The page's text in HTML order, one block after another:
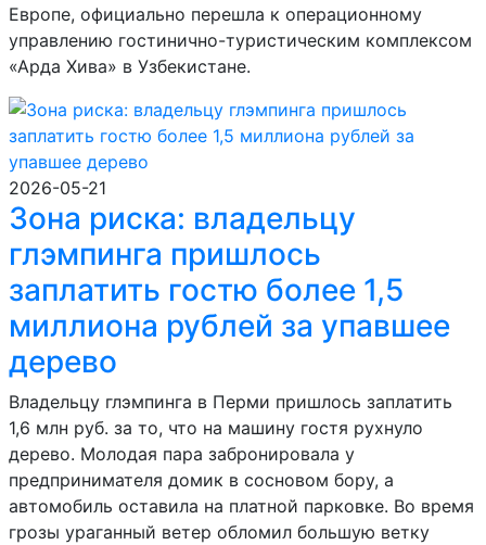
Европе, официально перешла к операционному
управлению гостинично-туристическим комплексом
«Арда Хива» в Узбекистане.
2026-05-21
Зона риска: владельцу
глэмпинга пришлось
заплатить гостю более 1,5
миллиона рублей за упавшее
дерево
Владельцу глэмпинга в Перми пришлось заплатить
1,6 млн руб. за то, что на машину гостя рухнуло
дерево. Молодая пара забронировала у
предпринимателя домик в сосновом бору, а
автомобиль оставила на платной парковке. Во время
грозы ураганный ветер обломил большую ветку